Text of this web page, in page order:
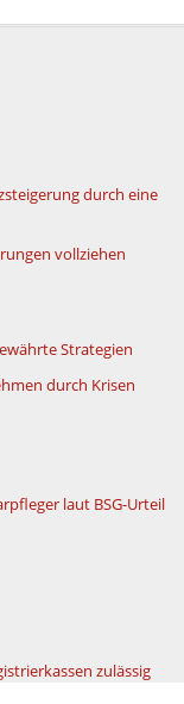
durch eine
vollziehen
Strategien
durch Krisen
laut BSG-Urteil
zulässig